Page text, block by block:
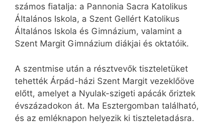
számos fiatalja: a Pannonia Sacra Katolikus
Általános Iskola, a Szent Gellért Katolikus
Általános Iskola és Gimnázium, valamint a
Szent Margit Gimnázium diákjai és oktatóik.
A szentmise után a résztvevők tiszteletüket
tehették Árpád-házi Szent Margit vezeklőöve
előtt, amelyet a Nyulak-szigeti apácák őriztek
évszázadokon át. Ma Esztergomban található,
és az emléknapon helyezik ki tiszteletadásra.